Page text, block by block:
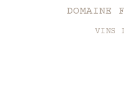
DOMAINE
VINS